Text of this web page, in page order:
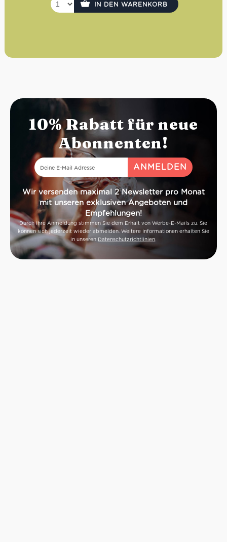
IN DEN WARENKORB
10% Rabatt für neue
Abonnenten!
Wir versenden maximal 2 Newsletter pro Monat
mit unseren exklusiven Angeboten und
Empfehlungen!
Durch Ihre Anmeldung stimmen Sie dem Erhalt von Werbe-E-Mails zu. Sie
können sich jederzeit wieder abmelden. Weitere Informationen erhalten Sie
in unseren Datenschutzrichtlinien